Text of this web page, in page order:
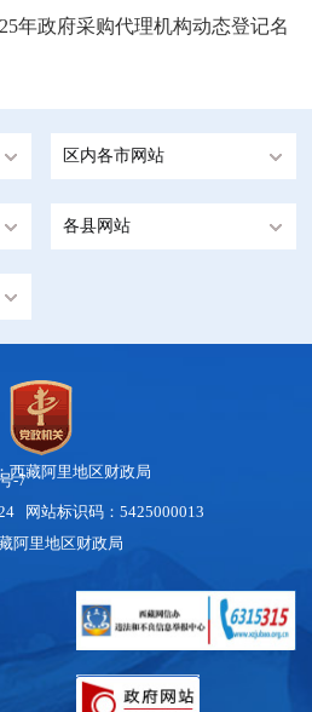
年政府采购代理机构动态登记名
区内各市网站
各县网站
西藏阿里地区财政局
-7
网站标识码：5425000013
阿里地区财政局